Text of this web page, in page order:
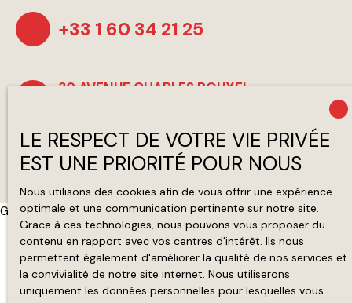
+33 1 60 34 21 25
30 AVENUE CHARLES ROUXEL
LE RESPECT DE VOTRE VIE PRIVÉE
EST UNE PRIORITÉ POUR NOUS
Nous utilisons des cookies afin de vous offrir une expérience
optimale et une communication pertinente sur notre site.
Grace à ces technologies, nous pouvons vous proposer du
contenu en rapport avec vos centres d'intérêt. Ils nous
permettent également d'améliorer la qualité de nos services et
la convivialité de notre site internet. Nous utiliserons
uniquement les données personnelles pour lesquelles vous
G-82CW8SNKC9